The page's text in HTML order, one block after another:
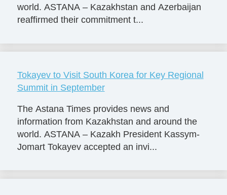
world. ASTANA – Kazakhstan and Azerbaijan
reaffirmed their commitment t...
Tokayev to Visit South Korea for Key Regional
Summit in September
The Astana Times provides news and
information from Kazakhstan and around the
world. ASTANA – Kazakh President Kassym-
Jomart Tokayev accepted an invi...